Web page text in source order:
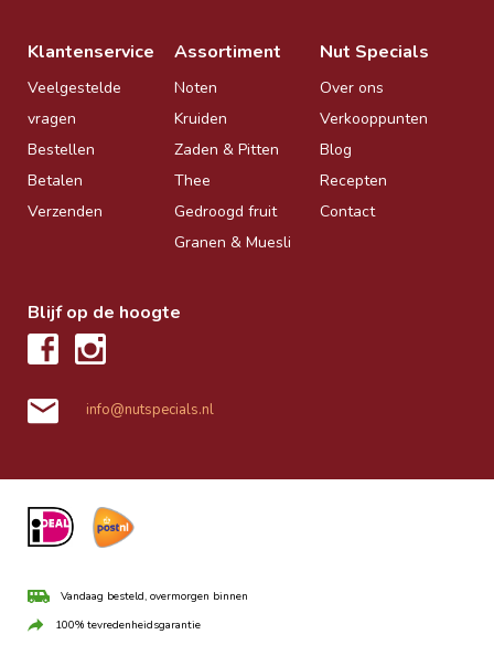
Klantenservice
Veelgestelde
vragen
Bestellen
Betalen
Verzenden
Assortiment
Noten
Kruiden
Zaden & Pitten
Thee
Gedroogd fruit
Granen & Muesli
Nut Specials
Over ons
Verkooppunten
Blog
Recepten
Contact
Blijf op de hoogte
info@nutspecials.nl
Vandaag besteld, overmorgen binnen
100% tevredenheidsgarantie